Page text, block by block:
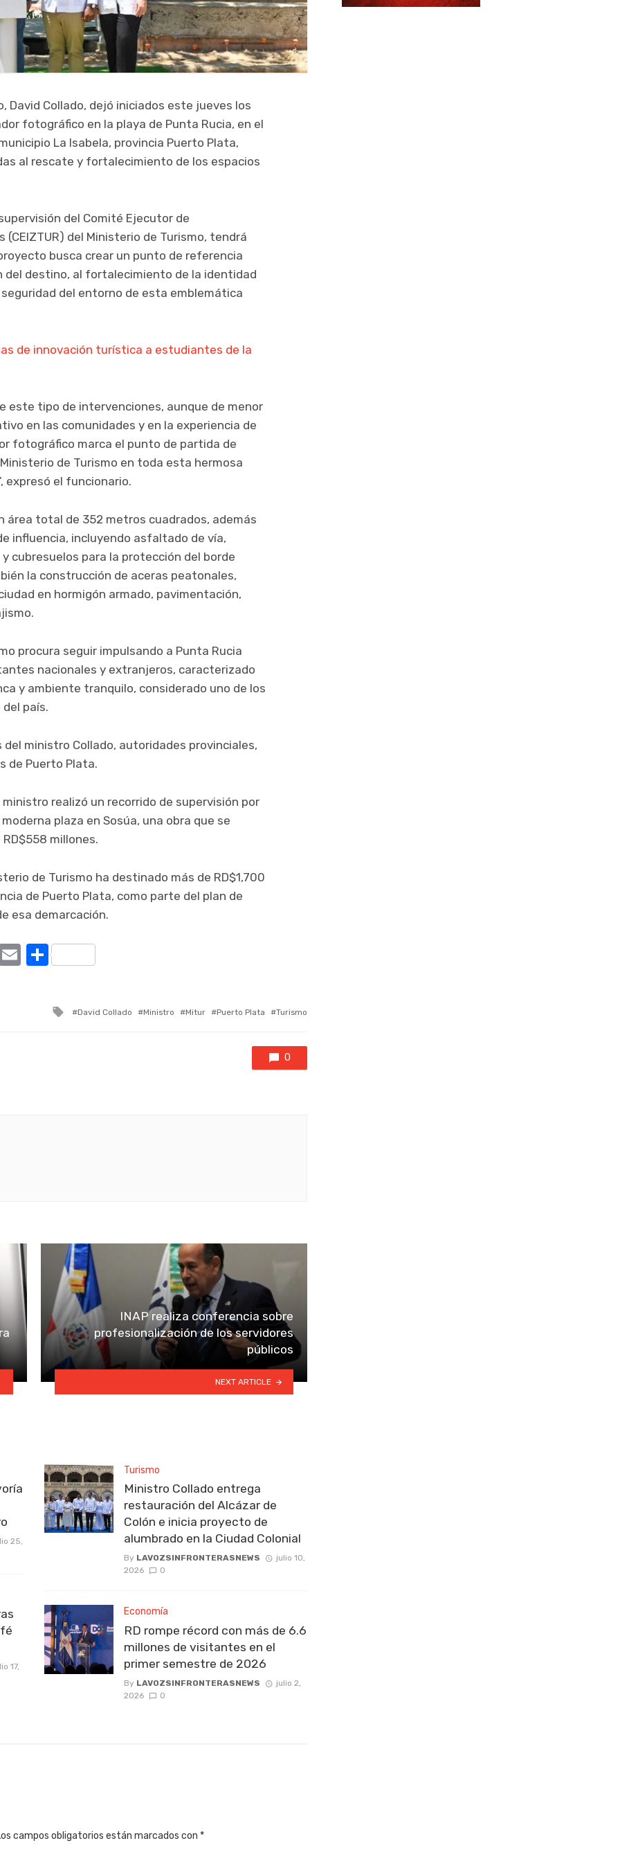
David Collado, dejó iniciados este jueves los
fotográfico en la playa de Punta Rucia, en el
La Isabela, provincia Puerto Plata,
al rescate y fortalecimiento de los espacios
del Comité Ejecutor de
del Ministerio de Turismo, tendrá
busca crear un punto de referencia
del destino, al fortalecimiento de la identidad
del entorno de esta emblemática
de innovación turística a estudiantes de la
este tipo de intervenciones, aunque de menor
en las comunidades y en la experiencia de
fotográfico marca el punto de partida de
de Turismo en toda esta hermosa
expresó el funcionario.
área total de 352 metros cuadrados, además
influencia, incluyendo asfaltado de vía,
cubresuelos para la protección del borde
la construcción de aceras peatonales,
en hormigón armado, pavimentación,
procura seguir impulsando a Punta Rucia
nacionales y extranjeros, caracterizado
y ambiente tranquilo, considerado uno de los
país.
ministro Collado, autoridades provinciales,
de Puerto Plata.
realizó un recorrido de supervisión por
plaza en Sosúa, una obra que se
millones.
de Turismo ha destinado más de RD$1,700
de Puerto Plata, como parte del plan de
esa demarcación.
EmailCompartir
Tagged
David Collado Ministro Mitur Puerto Plata Turismo
0
INAP realiza conferencia sobre
profesionalización de los servidores
públicos
NEXT ARTICLE
25,
17,
Turismo
Ministro Collado entrega
restauración del Alcázar de
Colón e inicia proyecto de
alumbrado en la Ciudad Colonial
By LAVOZSINFRONTERASNEWS
julio 10,
2026
0
Economía
RD rompe récord con más de 6.6
millones de visitantes en el
primer semestre de 2026
By LAVOZSINFRONTERASNEWS
julio 2,
2026
0
campos obligatorios están marcados con *